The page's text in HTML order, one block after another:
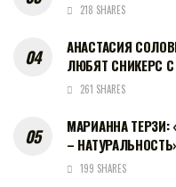
218 SHARES
АНАСТАСИЯ
ЛЮБЯТ СНИКЕРС
261 SHARES
МАРИАННА ТЕРЗИ:
–
199 SHARES